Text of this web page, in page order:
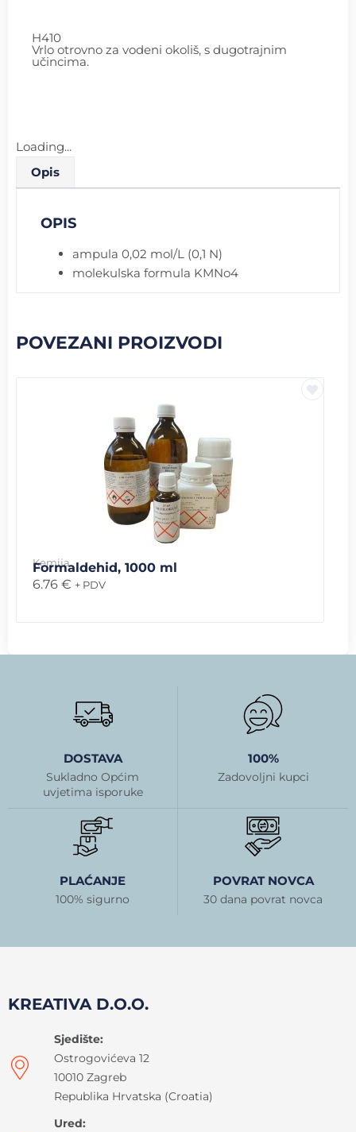
H410
Vrlo otrovno za vodeni okoliš, s dugotrajnim
učincima.
Loading...
Opis
OPIS
ampula 0,02 mol/L (0,1 N)
molekulska formula KMNo4
POVEZANI PROIZVODI
Kemija
Formaldehid, 1000 ml
6.76 € + PDV
DOSTAVA
Sukladno Općim
uvjetima isporuke
100%
Zadovoljni kupci
PLAĆANJE
100% sigurno
POVRAT NOVCA
30 dana povrat novca
KREATIVA D.O.O.
Sjedište:
Ostrogovićeva 12
10010 Zagreb
Republika Hrvatska (Croatia)
Ured: